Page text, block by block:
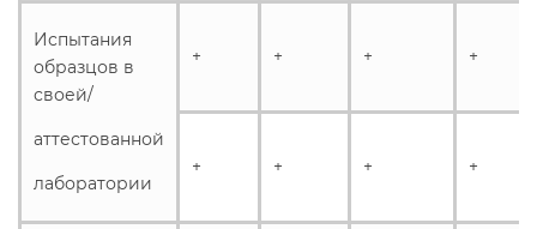
Испытания
образцов в
своей/
аттестованной
лаборатории
+ + + +
+ + + +